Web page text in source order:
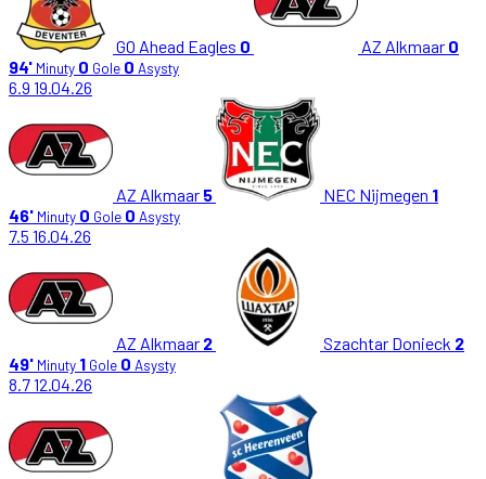
GO Ahead Eagles 0 AZ Alkmaar 0
94' Minuty 0 Gole 0 Asysty
6.9 19.04.26
AZ Alkmaar 5 NEC Nijmegen 1
46' Minuty 0 Gole 0 Asysty
7.5 16.04.26
AZ Alkmaar 2 Szachtar Donieck 2
49' Minuty 1 Gole 0 Asysty
8.712.04.26